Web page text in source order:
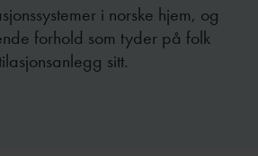
i norske hjem, og
forhold som tyder på folk
sitt.